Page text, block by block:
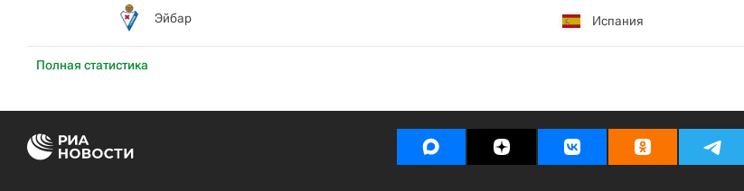
Полная статистика
Эйбар Испания